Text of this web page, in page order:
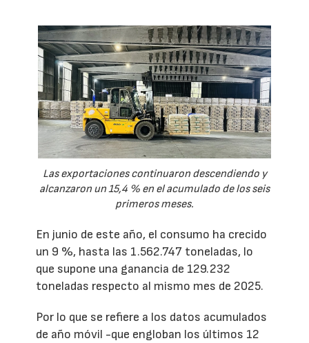
Las exportaciones continuaron descendiendo y
alcanzaron un 15,4 % en el acumulado de los seis
primeros meses.
En junio de este año, el consumo ha crecido
un 9 %, hasta las 1.562.747 toneladas, lo
que supone una ganancia de 129.232
toneladas respecto al mismo mes de 2025.
Por lo que se refiere a los datos acumulados
de año móvil -que engloban los últimos 12